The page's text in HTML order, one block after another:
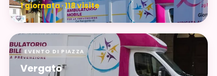
1 giornata · 118 visite
EVENTO DI PIAZZA
Vergato